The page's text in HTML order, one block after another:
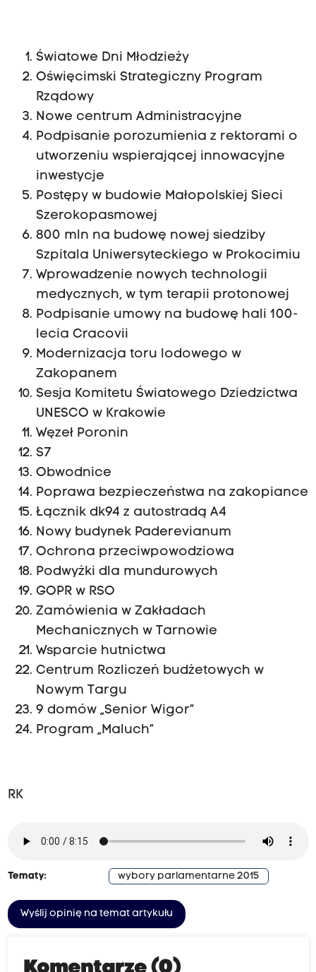
Światowe Dni Młodzieży
Oświęcimski Strategiczny Program
Rządowy
Nowe centrum Administracyjne
Podpisanie porozumienia z rektorami o
utworzeniu wspierającej innowacyjne
inwestycje
Postępy w budowie Małopolskiej Sieci
Szerokopasmowej
800 mln na budowę nowej siedziby
Szpitala Uniwersyteckiego w Prokocimiu
Wprowadzenie nowych technologii
medycznych, w tym terapii protonowej
Podpisanie umowy na budowę hali 100-
lecia Cracovii
Modernizacja toru lodowego w
Zakopanem
Sesja Komitetu Światowego Dziedzictwa
UNESCO w Krakowie
Węzeł Poronin
S7
Obwodnice
Poprawa bezpieczeństwa na zakopiance
Łącznik dk94 z autostradą A4
Nowy budynek Paderevianum
Ochrona przeciwpowodziowa
Podwyżki dla mundurowych
GOPR w RSO
Zamówienia w Zakładach
Mechanicznych w Tarnowie
Wsparcie hutnictwa
Centrum Rozliczeń budżetowych w
Nowym Targu
9 domów „Senior Wigor”
Program „Maluch”
RK
Tematy: wybory parlamentarne 2015
Wyślij opinię na temat artykułu